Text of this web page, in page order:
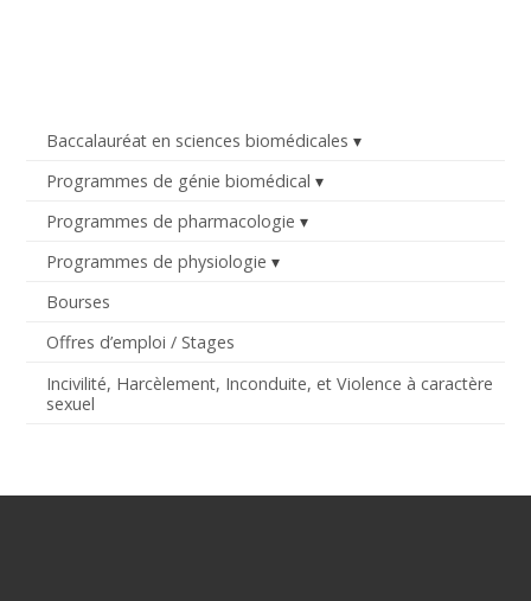
Baccalauréat en sciences biomédicales
Programmes de génie biomédical
Programmes de pharmacologie
Programmes de physiologie
Bourses
Offres d’emploi / Stages
Incivilité, Harcèlement, Inconduite, et Violence à caractère
sexuel